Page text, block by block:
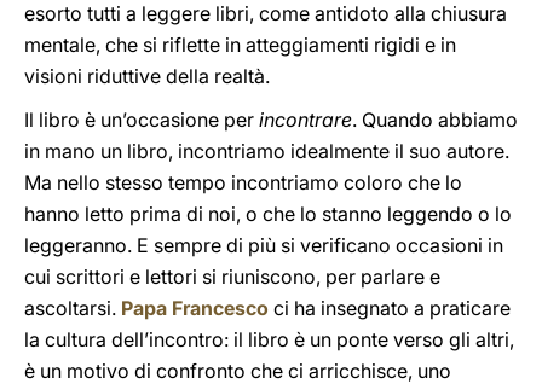
esorto tutti a leggere libri, come antidoto alla chiusura
mentale, che si riflette in atteggiamenti rigidi e in
visioni riduttive della realtà.
Il libro è un’occasione per incontrare. Quando abbiamo
in mano un libro, incontriamo idealmente il suo autore.
Ma nello stesso tempo incontriamo coloro che lo
hanno letto prima di noi, o che lo stanno leggendo o lo
leggeranno. E sempre di più si verificano occasioni in
cui scrittori e lettori si riuniscono, per parlare e
ascoltarsi. Papa Francesco ci ha insegnato a praticare
la cultura dell’incontro: il libro è un ponte verso gli altri,
è un motivo di confronto che ci arricchisce, uno